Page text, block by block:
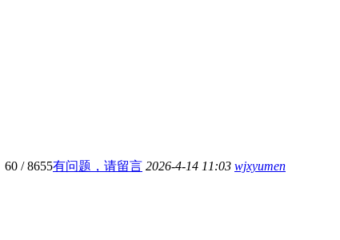
60 / 8655有问题，请留言 2026-4-14 11:03 wjxyumen